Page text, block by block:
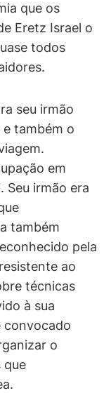
que os
Eretz Israel o
todos
seu irmão
também o
em
Seu irmão era
também
pela
ao
técnicas
à sua
convocado
o
que